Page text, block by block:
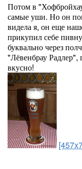
Потом в
самые уши. Но он
видела я, он еще
прикупил себе
буквально через
"Лёвенбрау Радлер",
вкусно!